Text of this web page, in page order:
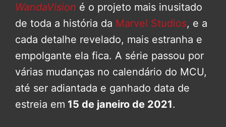
WandaVision é o projeto mais inusitado
de toda a história da Marvel Studios, e a
cada detalhe revelado, mais estranha e
empolgante ela fica. A série passou por
várias mudanças no calendário do MCU,
até ser adiantada e ganhado data de
estreia em 15 de janeiro de 2021.